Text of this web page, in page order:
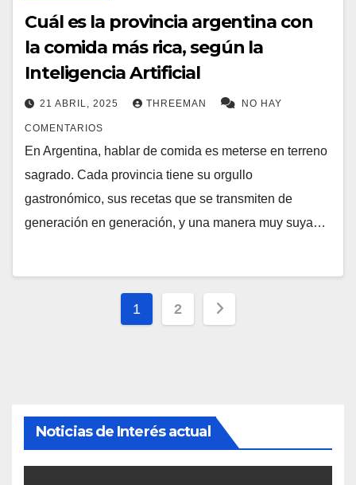
Cuál es la provincia argentina con
la comida más rica, según la
Inteligencia Artificial
21 ABRIL, 2025 THREEMAN NO HAY
COMENTARIOS
En Argentina, hablar de comida es meterse en terreno
sagrado. Cada provincia tiene su orgullo
gastronómico, sus recetas que se transmiten de
generación en generación, y una manera muy suya…
Paginación
1 2
Noticias de Interés actual